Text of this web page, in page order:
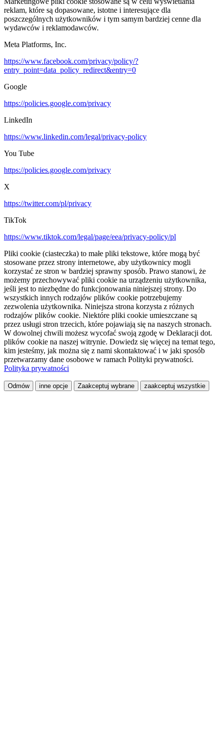
reklam, które są dopasowane, istotne i interesujące dla
poszczególnych użytkowników i tym samym bardziej cenne dla
wydawców i reklamodawców.
Meta Platforms, Inc.
https://www.facebook.com/privacy/policy/?
entry_point=data_policy_redirect&entry=0
Google
https://policies.google.com/privacy
LinkedIn
https://www.linkedin.com/legal/privacy-policy
You Tube
https://policies.google.com/privacy
X
https://twitter.com/pl/privacy
TikTok
https://www.tiktok.com/legal/page/eea/privacy-policy/pl
Pliki cookie (ciasteczka) to małe pliki tekstowe, które mogą być
stosowane przez strony internetowe, aby użytkownicy mogli
korzystać ze stron w bardziej sprawny sposób. Prawo stanowi, że
możemy przechowywać pliki cookie na urządzeniu użytkownika,
jeśli jest to niezbędne do funkcjonowania niniejszej strony. Do
wszystkich innych rodzajów plików cookie potrzebujemy
zezwolenia użytkownika. Niniejsza strona korzysta z różnych
rodzajów plików cookie. Niektóre pliki cookie umieszczane są
przez usługi stron trzecich, które pojawiają się na naszych stronach.
W dowolnej chwili możesz wycofać swoją zgodę w Deklaracji dot.
plików cookie na naszej witrynie. Dowiedz się więcej na temat tego,
kim jesteśmy, jak można się z nami skontaktować i w jaki sposób
przetwarzamy dane osobowe w ramach Polityki prywatności.
Polityka prywatności
Odmów inne opcje Zaakceptuj wybrane zaakceptuj wszystkie